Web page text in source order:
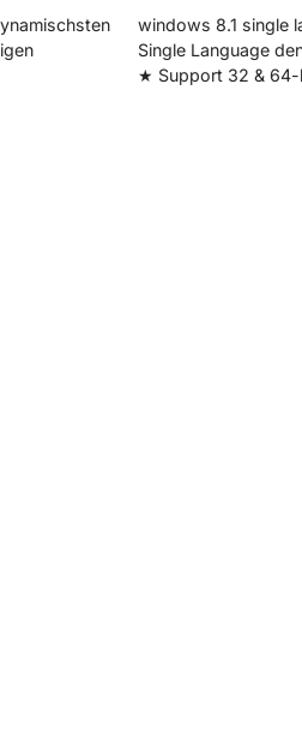
windows 8.1 single
Single Language
★ Support 32 &